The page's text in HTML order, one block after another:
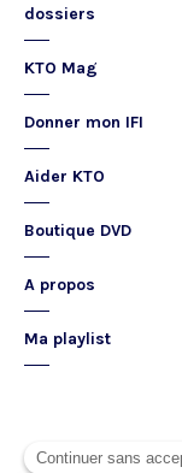
dossiers
KTO Mag
Donner mon IFI
Aider KTO
Boutique DVD
A propos
Ma playlist